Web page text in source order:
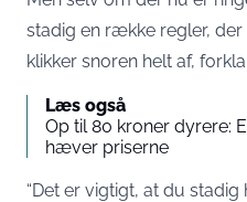
stadig en række regler,
klikker snoren helt af,
Læs også
Op til 80 kroner dyrere:
hæver priserne
“Det er vigtigt, at du